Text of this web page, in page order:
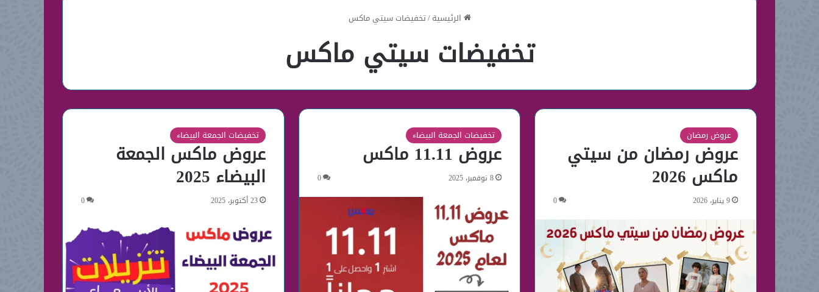
الرئيسية/تخفيضات سيتي ماكس
تخفيضات سيتي ماكس
عروض رمضان
عروض رمضان من سيتي
ماكس 2026
9 يناير، 2026 0
تخفيضات الجمعة البيضاء
عروض 11.11 ماكس
8 نوفمبر، 2025 0
تخفيضات الجمعة البيضاء
عروض ماكس الجمعة
البيضاء 2025
23 أكتوبر، 2025 0